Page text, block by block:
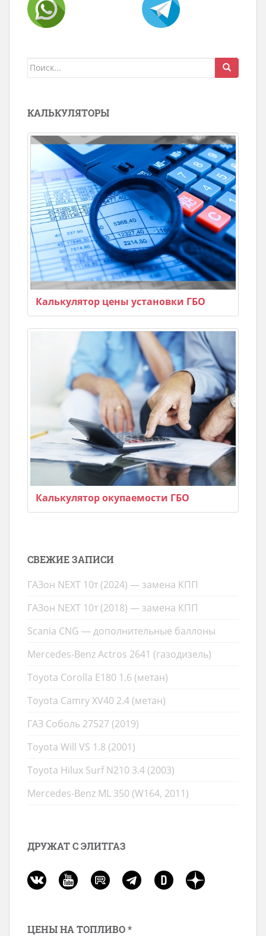
Поиск
КАЛЬКУЛЯТОРЫ
Калькулятор цены установки ГБО
Калькулятор окупаемости ГБО
СВЕЖИЕ ЗАПИСИ
ГАЗон NEXT 10т (2024) — замена КПП
ГАЗон NEXT 10т (2018) — замена КПП
Scania CNG — дополнительные баллоны
Mercedes-Benz Actros 2641 (газодизель)
Toyota Corolla E180 1.6 (метан)
Toyota Camry XV40 2.4 (метан)
ГАЗ Соболь 27527 (2019)
Toyota Will VS 1.8 (2001)
Toyota Hilux Surf N210 3.4 (2003)
Mercedes-Benz ML 350 (W164, 2011)
ДРУЖАТ С ЭЛИТГАЗ
ЦЕНЫ НА ТОПЛИВО *